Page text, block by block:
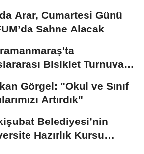
Arar, Cumartesi Günü
Sahne Alacak
Bisiklet Turnuvası
Görgel: "Okul ve Sınıf
Artırdık"
Belediyesi’nin
Hazırlık Kursu